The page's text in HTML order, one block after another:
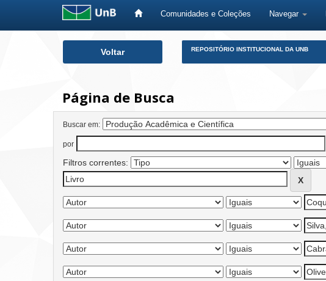
Comunidades e Coleções Navegar
Voltar REPOSITÓRIO INSTITUCIONAL DA UNB
Página de Busca
Buscar em:
por
Filtros correntes: